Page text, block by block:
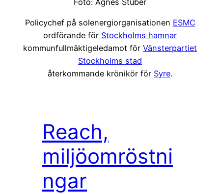
Policychef på solenergiorganisationen ESMC
ordförande för Stockholms hamnar
kommunfullmäktigeledamot för Vänsterpartiet
Stockholms stad
återkommande krönikör för Syre.
Reach,
miljöomröstni
ngar